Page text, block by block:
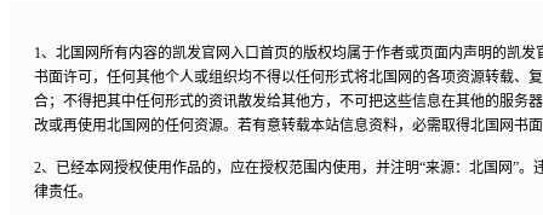
1、北国网所有内容的凯发官网入口首页的版权均属于作者或页面内声明的凯
书面许可，任何其他个人或组织均不得以任何形式将北国网的各项资源转载、
合；不得把其中任何形式的资讯散发给其他方，不可把这些信息在其他的服务
改或再使用北国网的任何资源。若有意转载本站信息资料，必需取得北国网书
2、已经本网授权使用作品的，应在授权范围内使用，并注明“来源：北国网”
律责任。